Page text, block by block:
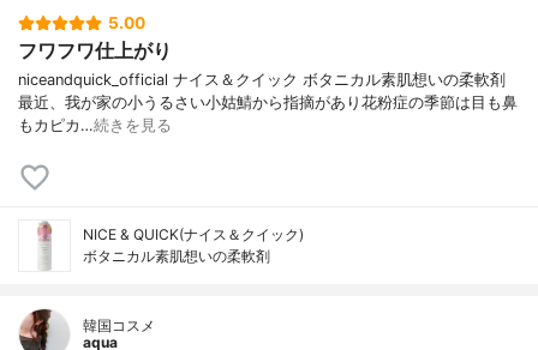
5.00
フワフワ仕上がり
niceandquick_official ナイス＆クイック ボタニカル素肌想いの柔軟剤
最近、我が家の小うるさい小姑鯖から指摘があり花粉症の季節は目も鼻
もカピカ…続きを見る
NICE & QUICK(ナイス＆クイック)
ボタニカル素肌想いの柔軟剤
韓国コスメ
aqua